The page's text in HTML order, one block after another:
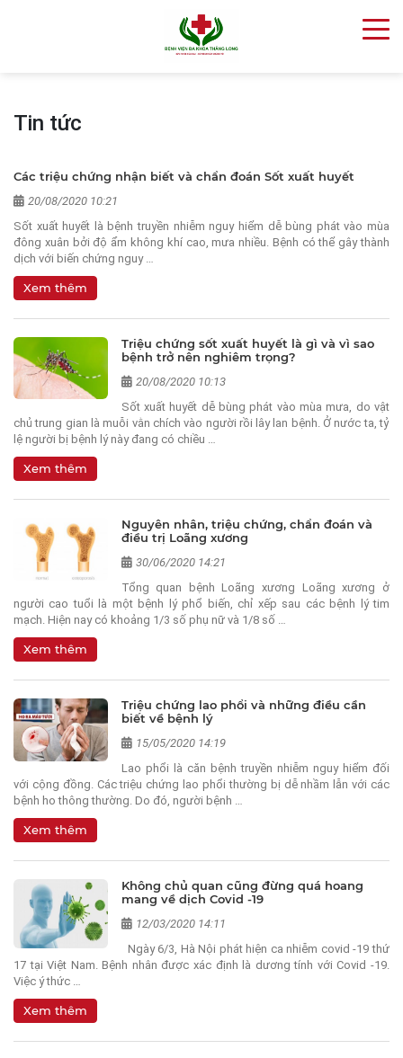
Tin tức
Các triệu chứng nhận biết và chẩn đoán Sốt xuất huyết
20/08/2020 10:21
Sốt xuất huyết là bệnh truyền nhiễm nguy hiểm dễ bùng phát vào mùa
đông xuân bởi độ ẩm không khí cao, mưa nhiều. Bệnh có thể gây thành
dịch với biến chứng nguy …
Xem thêm
Triệu chứng sốt xuất huyết là gì và vì sao
bệnh trở nên nghiêm trọng?
20/08/2020 10:13
Sốt xuất huyết dễ bùng phát vào mùa mưa, do vật
chủ trung gian là muỗi vằn chích vào người rồi lây lan bệnh. Ở nước ta, tỷ
lệ người bị bệnh lý này đang có chiều …
Xem thêm
Nguyên nhân, triệu chứng, chẩn đoán và
điều trị Loãng xương
30/06/2020 14:21
Tổng quan bệnh Loãng xương Loãng xương ở
người cao tuổi là một bệnh lý phổ biến, chỉ xếp sau các bệnh lý tim
mạch. Hiện nay có khoảng 1/3 số phụ nữ và 1/8 số …
Xem thêm
Triệu chứng lao phổi và những điều cần
biết về bệnh lý
15/05/2020 14:19
Lao phổi là căn bệnh truyền nhiễm nguy hiểm đối
với cộng đồng. Các triệu chứng lao phổi thường bị dễ nhầm lẫn với các
bệnh ho thông thường. Do đó, người bệnh …
Xem thêm
Không chủ quan cũng đừng quá hoang
mang về dịch Covid -19
12/03/2020 14:11
Ngày 6/3, Hà Nội phát hiện ca nhiễm covid -19 thứ
17 tại Việt Nam. Bệnh nhân được xác định là dương tính với Covid -19.
Việc ý thức …
Xem thêm